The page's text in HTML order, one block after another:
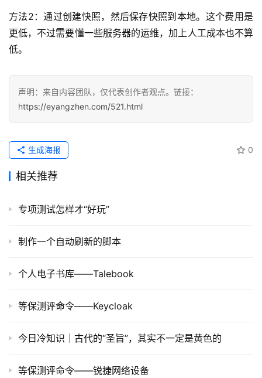
软
件
应
服
目
A
源
码
常
链
登录 注册
方法2：通过创建快照，然后保存快照到本地。这个费用是
更低，不过需要懂一些服务器的运维，加上人工成本也不算
低。
声明：来自内容团队，仅代表创作者观点。链接：
https://eyangzhen.com/521.html
0
生成海报
相关推荐
专项测试怎样才“好玩”
制作一个自动刷新的脚本
个人电子书库——Talebook
等保测评命令——Keycloak
今日冷知识｜古代的“圣旨”，其实不一定是黄色的
等保测评命令——锐捷网络设备